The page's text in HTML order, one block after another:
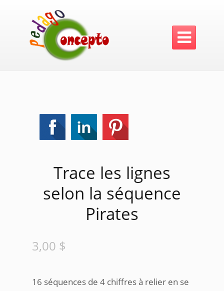

Trace les lignes
selon la séquence
Pirates
3,00 $
16 séquences de 4 chiffres à relier en se